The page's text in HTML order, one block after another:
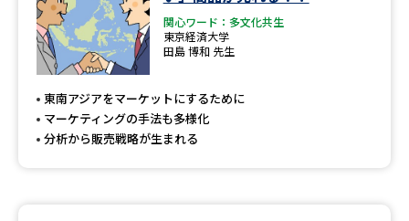
関心ワード：多文化共生
東京経済大学
田島 博和 先生
東南アジアをマーケットにするために
マーケティングの手法も多様化
分析から販売戦略が生まれる